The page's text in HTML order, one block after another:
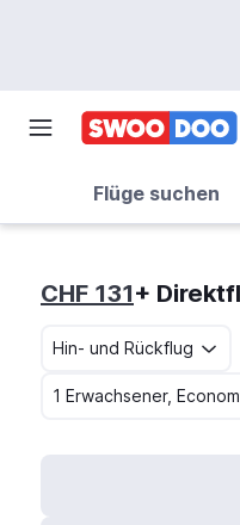
Flüge suchen
CHF 131+
Hin- und Rückflug
1 Erwachsener,